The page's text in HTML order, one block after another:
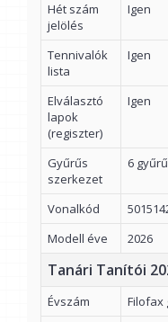
Hét szám
jelölés
Igen
Tennivalók
lista
Igen
Elválasztó
lapok
(regiszter)
Igen
Gyűrűs
szerkezet
6
Vonalkód
Modell éve
2026
Tanári Tanítói
Évszám
Filofax